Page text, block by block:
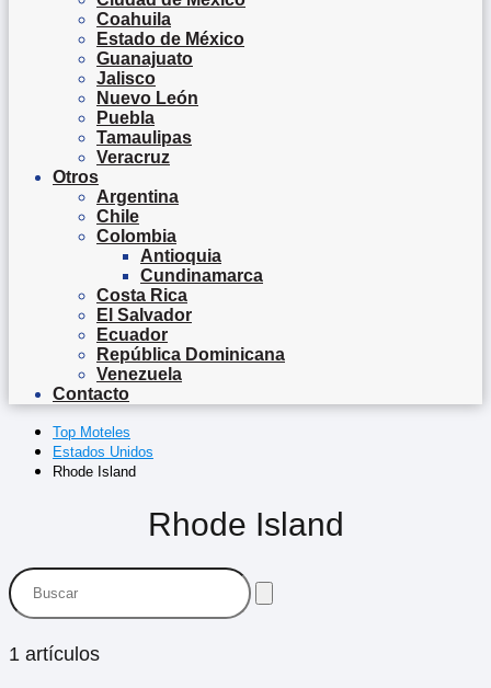
Coahuila
Estado de México
Guanajuato
Jalisco
Nuevo León
Puebla
Tamaulipas
Veracruz
Otros
Argentina
Chile
Colombia
Antioquia
Cundinamarca
Costa Rica
El Salvador
Ecuador
República Dominicana
Venezuela
Contacto
Top Moteles
Estados Unidos
Rhode Island
Rhode Island
1 artículos